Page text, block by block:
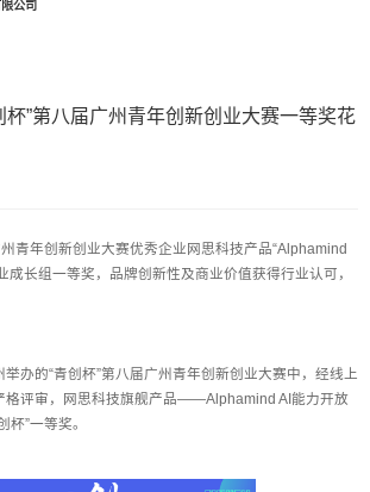
公司
杯”第八届广州青年创新创业大赛一等奖花
青年创新创业大赛优秀企业网思科技产品“Alphamind
成长组一等奖，品牌创新性及商业价值获得行业认可，
办的“青创杯”第八届广州青年创新创业大赛中，经线上
格评审，网思科技旗舰产品——Alphamind AI能力开放
杯”一等奖。